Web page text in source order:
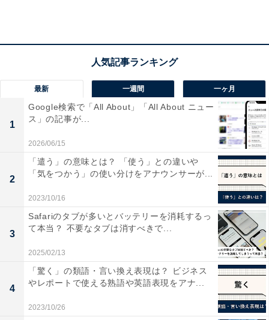
そもそも運営側が悪質なユーザーや投稿をSNSから排除
すること自体は運営上必要なことと言えます。しかし、
その基準があいまいであったり、運営側の主観に基づい
たものになると、運営側が情報操作を行っていると見な
されます。そしてシャドウバンは気付かれにくい形でそ
うした操作を行うことができるため、批判の対象となり
ます。
最新 一週間 一ヶ月
1
Google検索で「All About」「All About ニュー
ス」の記事が...
2026/06/15
2
「遣う」の意味とは？ 「使う」との違いや
「気をつかう」の使い分けをアナウンサーが...
2023/10/16
3
Safariのタブが多いとバッテリーを消耗するっ
て本当？ 不要なタブは消すべきで...
2025/02/13
4
「驚く」の類語・言い換え表現は？ ビジネス
やレポートで使える熟語や英語表現をアナ...
2023/10/26